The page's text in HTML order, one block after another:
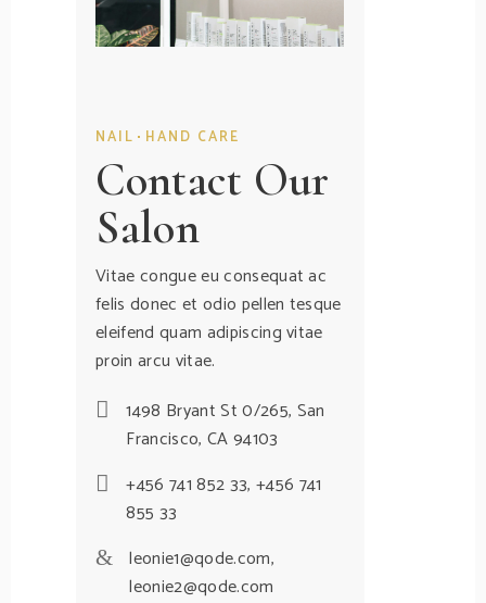
NAIL HAND CARE
Contact Our
Salon
Vitae congue eu consequat ac
felis donec et odio pellen tesque
eleifend quam adipiscing vitae
proin arcu vitae.
1498 Bryant St 0/265, San
Francisco, CA 94103
+456 741 852 33, +456 741
855 33
leonie1@qode.com,
leonie2@qode.com